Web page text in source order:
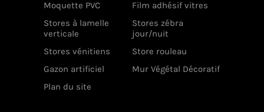
Moquette PVC
Film adhésif vitres
Stores à lamelle
verticale
Stores zébra
jour/nuit
Stores vénitiens
Store rouleau
Gazon artificiel
Mur Végétal Décoratif
Plan du site